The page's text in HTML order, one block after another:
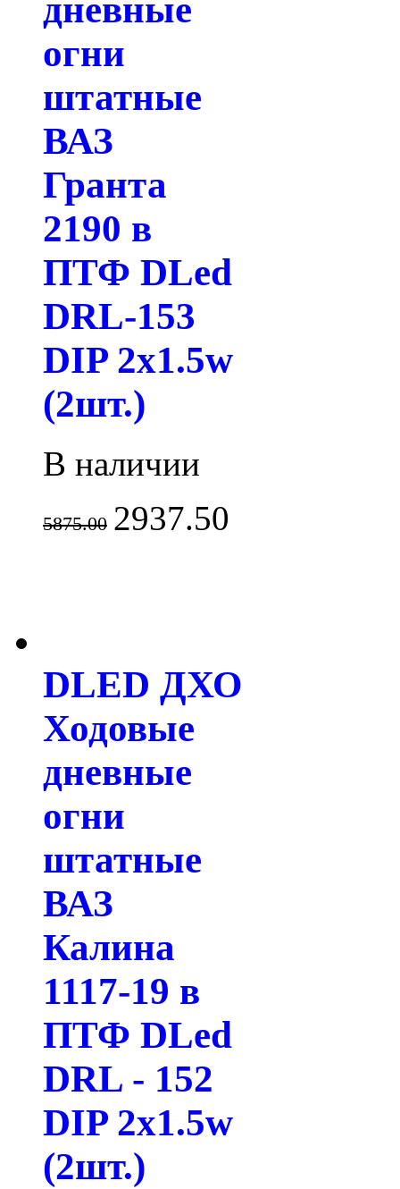
дневные
огни
штатные
ВАЗ
Гранта
2190 в
ПТФ DLed
DRL-153
DIP 2x1.5w
(2шт.)
В наличии
5875.00 2937.50
DLED ДХО
Ходовые
дневные
огни
штатные
ВАЗ
Калина
1117-19 в
ПТФ DLed
DRL - 152
DIP 2x1.5w
(2шт.)